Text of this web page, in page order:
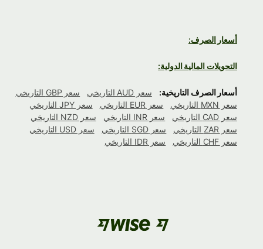
أسعار الصرف:
التحويلات المالية الدولية:
أسعار الصرف التاريخية: سعر AUD التاريخي
سعر GBP التاريخي
سعر MXN التاريخي
سعر EUR التاريخي
سعر JPY التاريخي
سعر CAD التاريخي
سعر INR التاريخي
سعر NZD التاريخي
سعر ZAR التاريخي
سعر SGD التاريخي
سعر USD التاريخي
سعر CHF التاريخي
سعر IDR التاريخي